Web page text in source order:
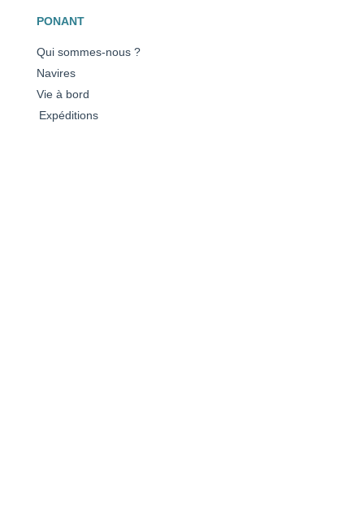
PONANT
Qui sommes-nous ?
Navires
Vie à bord
Expéditions